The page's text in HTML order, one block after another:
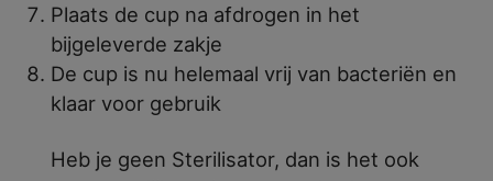
Plaats de cup na afdrogen in het
bijgeleverde zakje
De cup is nu helemaal vrij van bacteriën en
klaar voor gebruik
Heb je geen Sterilisator, dan is het ook